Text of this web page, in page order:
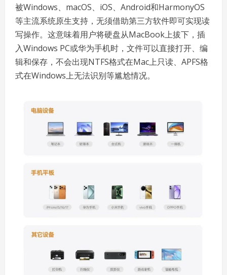
被Windows、macOS、iOS、Android和HarmonyOS
等主流系统原生支持，无须借助第三方软件即可实现读
写操作。这意味着用户将硬盘从MacBook上拔下，插
入Windows PC或华为手机时，文件可以直接打开、编
辑和保存，不会出现NTFS格式在Mac上只读、APFS格
式在Windows上无法识别等尴尬情况。